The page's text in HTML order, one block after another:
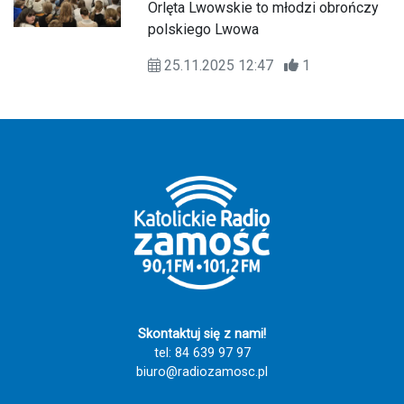
obchodziła święto patrona
Orlęta Lwowskie to młodzi obrończy
polskiego Lwowa
25.11.2025 12:47 1
Skontaktuj się z nami!
tel: 84 639 97 97
biuro@radiozamosc.pl